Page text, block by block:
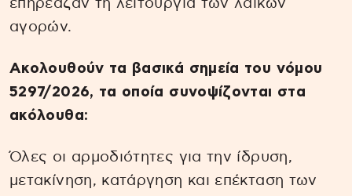
επηρέαζαν τη λειτουργία των λαϊκών
αγορών.
Ακολουθούν τα βασικά σημεία του νόμου
5297/2026, τα οποία συνοψίζονται στα
ακόλουθα:
Όλες οι αρμοδιότητες για την ίδρυση,
μετακίνηση, κατάργηση και επέκταση των